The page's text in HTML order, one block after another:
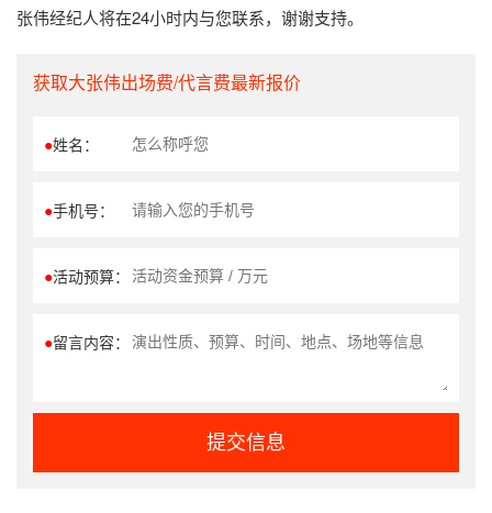
张伟经纪人将在24小时内与您联系，谢谢支持。
获取大张伟出场费/代言费最新报价
●姓名：
●手机号：
●活动预算：
●留言内容：
提交信息